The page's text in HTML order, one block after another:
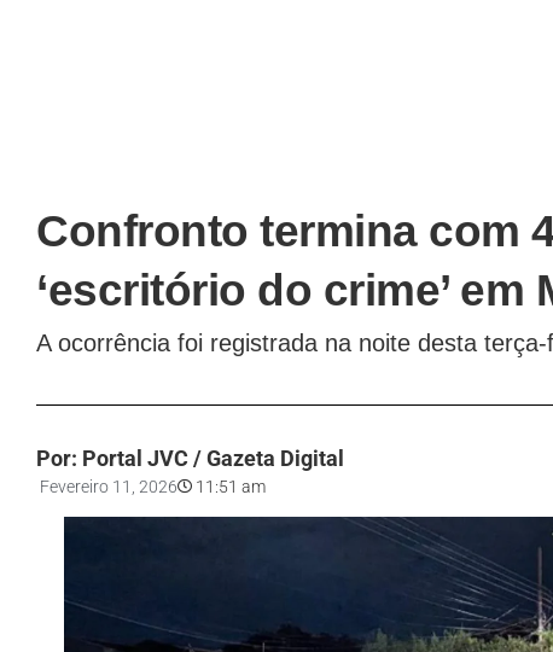
Confronto termina com
‘escritório do crime’ em
A ocorrência foi registrada na noite desta
Por: Portal JVC / Gazeta Digital
Fevereiro 11, 2026 11:51 am